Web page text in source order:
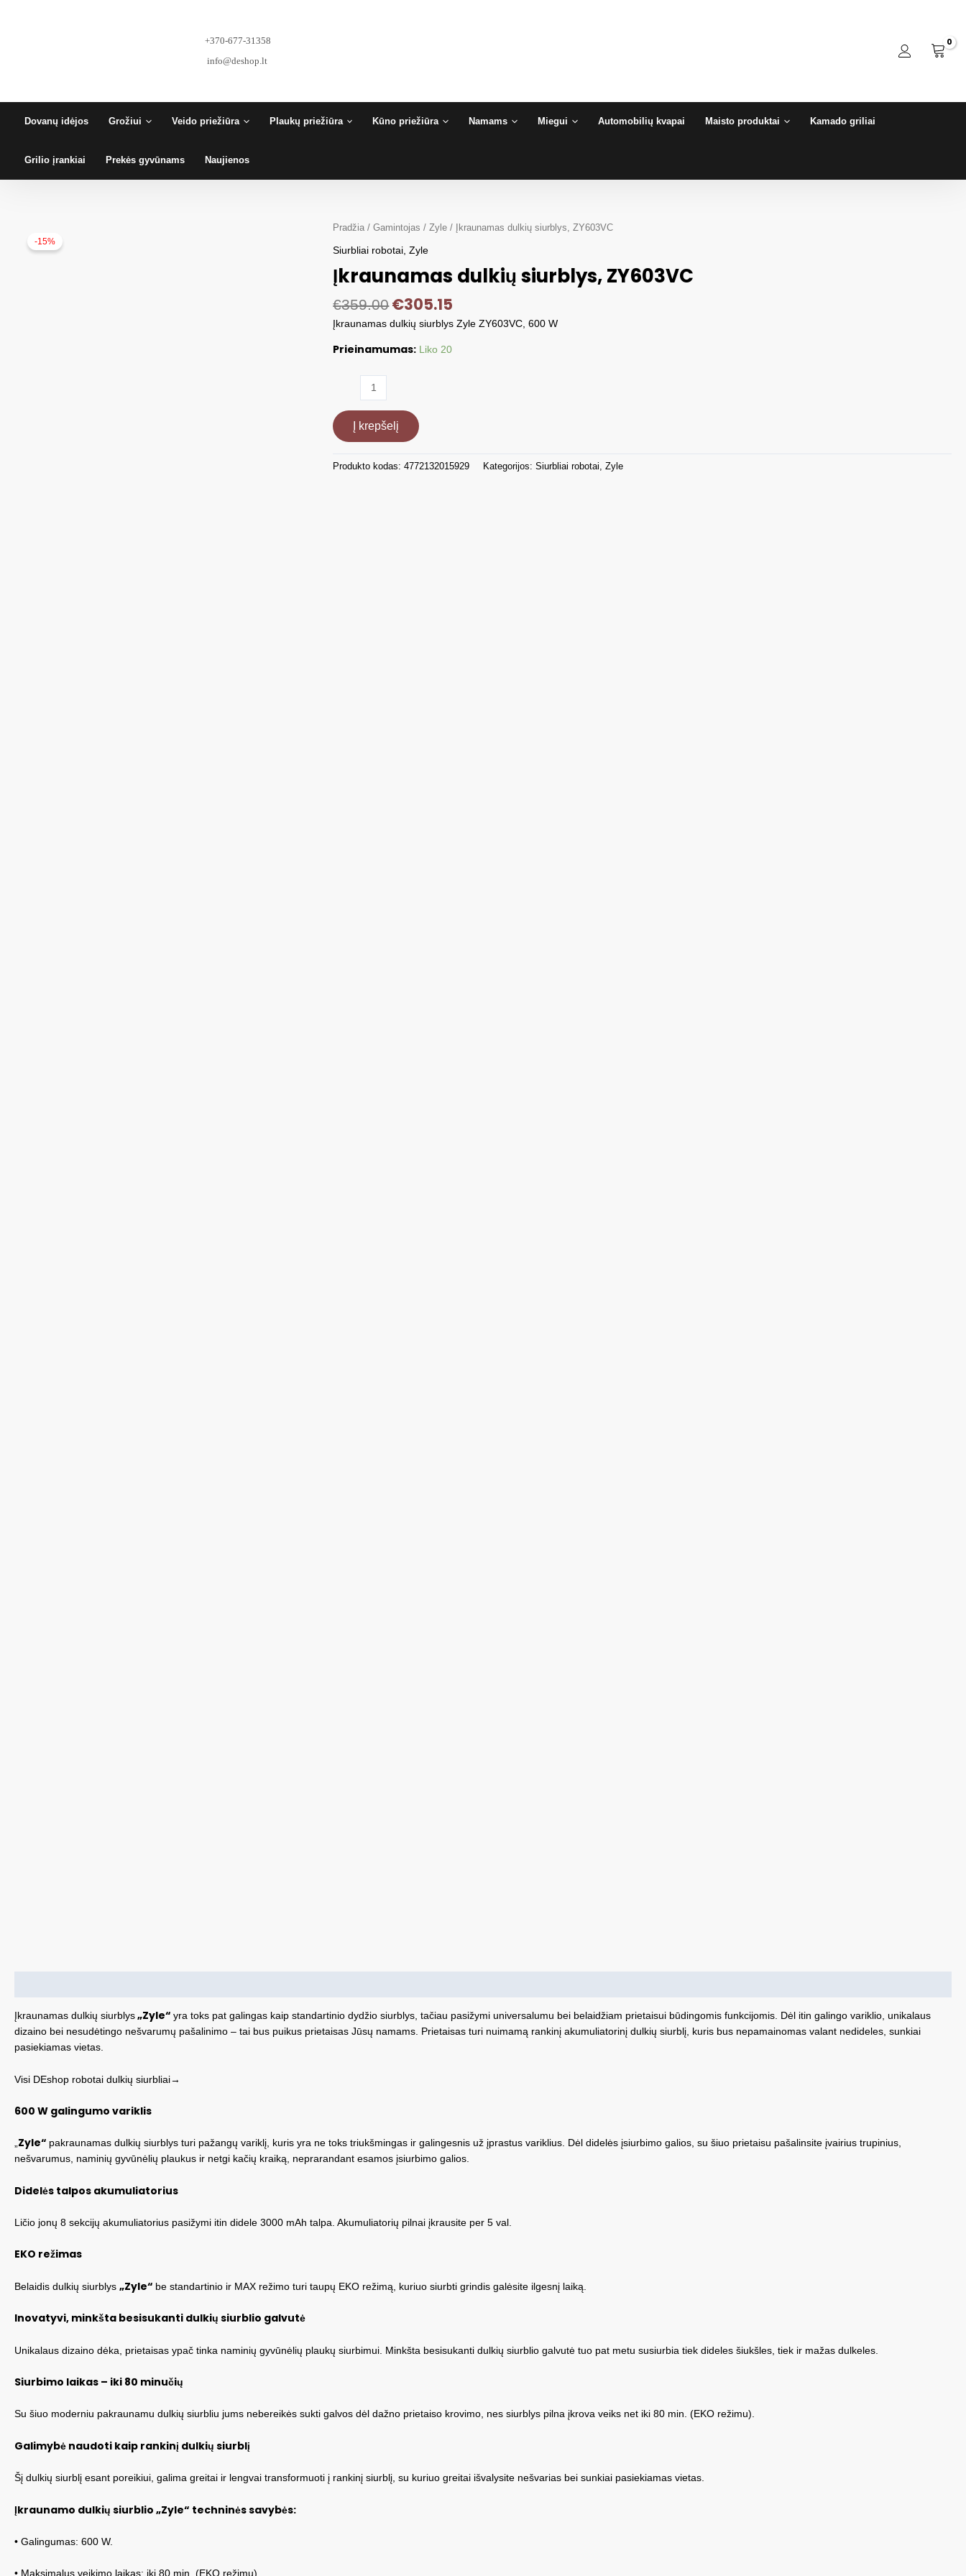
+370-677-31358
info@deshop.lt
Dovanų idėjos Grožiui Veido priežiūra Plaukų priežiūra Kūno priežiūra Namams Miegui Automobilių kvapai Maisto produktai Kamado griliai
Grilio įrankiai Prekės gyvūnams Naujienos
-15%
Pradžia /Gamintojas /Zyle / Įkraunamas dulkių siurblys, ZY603VC
Siurbliai robotai ,Zyle
Įkraunamas dulkių siurblys, ZY603VC
€359.00 €305.15
Įkraunamas dulkių siurblys Zyle ZY603VC, 600 W
Prieinamumas: Liko 20
produkto
Įkraunamas
dulkių
siurblys,
ZY603VC
Į krepšelį
Produkto kodas:4772132015929 Kategorijos:Siurbliai robotai,Zyle
Įkraunamas dulkių siurblys„Zyle“ yra toks pat galingas kaip standartinio dydžio siurblys, tačiau pasižymi universalumu bei belaidžiam prietaisui būdingomis funkcijomis. Dėl itin galingo variklio, unikalaus
dizaino bei nesudėtingo nešvarumų pašalinimo – tai bus puikus prietaisas Jūsų namams. Prietaisas turi nuimamą rankinį akumuliatorinį dulkių siurblį, kuris bus nepamainomas valant nedideles, sunkiai
pasiekiamas vietas.
Visi DEshop robotai dulkių siurbliai→
600 W galingumo variklis
„Zyle“ pakraunamas dulkių siurblys turi pažangų variklį, kuris yra ne toks triukšmingas ir galingesnis už įprastus variklius. Dėl didelės įsiurbimo galios, su šiuo prietaisu pašalinsite įvairius trupinius,
nešvarumus, naminių gyvūnėlių plaukus ir netgi kačių kraiką, neprarandant esamos įsiurbimo galios.
Didelės talpos akumuliatorius
Ličio jonų 8 sekcijų akumuliatorius pasižymi itin didele 3000 mAh talpa. Akumuliatorių pilnai įkrausite per 5 val.
EKO režimas
Belaidis dulkių siurblys „Zyle“ be standartinio ir MAX režimo turi taupų EKO režimą, kuriuo siurbti grindis galėsite ilgesnį laiką.
Inovatyvi, minkšta besisukanti dulkių siurblio galvutė
Unikalaus dizaino dėka, prietaisas ypač tinka naminių gyvūnėlių plaukų siurbimui. Minkšta besisukanti dulkių siurblio galvutė tuo pat metu susiurbia tiek dideles šiukšles, tiek ir mažas dulkeles.
Siurbimo laikas – iki 80 minučių
Su šiuo moderniu pakraunamu dulkių siurbliu jums nebereikės sukti galvos dėl dažno prietaiso krovimo, nes siurblys pilna įkrova veiks net iki 80 min. (EKO režimu).
Galimybė naudoti kaip rankinį dulkių siurblį
Šį dulkių siurblį esant poreikiui, galima greitai ir lengvai transformuoti į rankinį siurblį, su kuriuo greitai išvalysite nešvarias bei sunkiai pasiekiamas vietas.
Įkraunamo dulkių siurblio „Zyle“ techninės savybės:
• Galingumas: 600 W.
• Maksimalus veikimo laikas: iki 80 min. (EKO režimu).